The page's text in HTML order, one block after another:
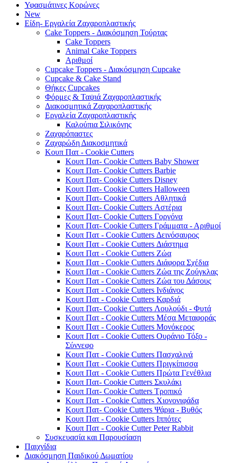
Υφασμάτινες Κορώνες
New
Είδη- Εργαλεία Ζαχαροπλαστικής
Cake Toppers - Διακόσμηση Τούρτας
Cake Toppers
Animal Cake Toppers
Αριθμοί
Cupcake Toppers - Διακόσμηση Cupcake
Cupcake & Cake Stand
Θήκες Cupcakes
Φόρμες & Ταψιά Ζαχαροπλαστικής
Διακοσμητικά Ζαχαροπλαστικής
Εργαλεία Ζαχαροπλαστικής
Καλούπια Σιλικόνης
Ζαχαρόπαστες
Ζαχαρώδη Διακοσμητικά
Κουπ Πατ - Cookie Cutters
Κουπ Πατ- Cookie Cutters Baby Shower
Κουπ Πατ- Cookie Cutters Barbie
Κουπ Πατ- Cookie Cutters Disney
Κουπ Πατ- Cookie Cutters Halloween
Κουπ Πατ- Cookie Cutters Αθλητικά
Κουπ Πατ- Cookie Cutters Αστέρια
Κουπ Πατ- Cookie Cutters Γοργόνα
Κουπ Πατ- Cookie Cutters Γράμματα - Αριθμοί
Κουπ Πατ - Cookie Cutters Δεινόσαυρος
Κουπ Πατ - Cookie Cutters Διάστημα
Κουπ Πατ - Cookie Cutters Ζώα
Κουπ Πατ - Cookie Cutters Διάφορα Σχέδια
Κουπ Πατ - Cookie Cutters Ζώα της Ζούγκλας
Κουπ Πατ - Cookie Cutters Ζώα του Δάσους
Κουπ Πατ - Cookie Cutters Ινδιάνος
Κουπ Πατ - Cookie Cutters Καρδιά
Κουπ Πατ- Cookie Cutters Λουλούδι - Φυτά
Κουπ Πατ - Cookie Cutters Μέσα Μεταφοράς
Κουπ Πατ - Cookie Cutters Μονόκερος
Κουπ Πατ - Cookie Cutters Ουράνιο Τόξο -
Σύννεφο
Κουπ Πατ - Cookie Cutters Πασχαλινά
Κουπ Πατ - Cookie Cutters Πριγκίπισσα
Κουπ Πατ - Cookie Cutters Πρώτα Γενέθλια
Κουπ Πατ- Cookie Cutters Σκυλάκι
Κουπ Πατ- Cookie Cutters Τροπικό
Κουπ Πατ - Cookie Cutters Χιονονιφάδα
Κουπ Πατ- Cookie Cutters Ψάρια - Βυθός
Κουπ Πατ - Cookie Cutters Ιππότες
Κουπ Πατ - Cookie Cutter Peter Rabbit
Συσκευασία και Παρουσίαση
Παιχνίδια
Διακόσμηση Παιδικού Δωματίου